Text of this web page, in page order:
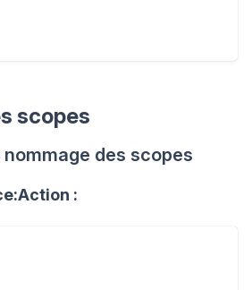
scopes
des scopes
: